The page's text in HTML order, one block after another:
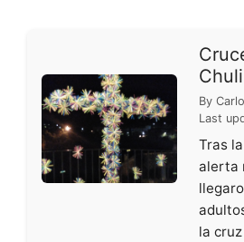
By
Last
Tras
alerta
la